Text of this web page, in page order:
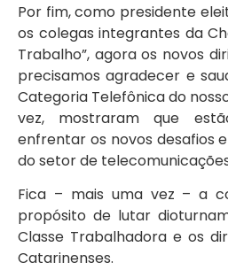
Por fim, como presidente
os colegas integrantes da
Trabalho”, agora os novos
precisamos agradecer e
Categoria Telefônica do
vez, mostraram que
enfrentar os novos desafios
do setor de
Fica – mais uma vez – a
propósito de lutar
Classe Trabalhadora e os
Catarinenses.